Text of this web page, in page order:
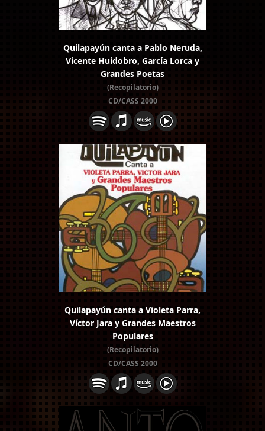
Quilapayún canta a Pablo Neruda,
Vicente Huidobro, García Lorca y
Grandes Poetas
(Recopilatorio)
CD/CASS 2000
Quilapayún canta a Violeta Parra,
Víctor Jara y Grandes Maestros
Populares
(Recopilatorio)
CD/CASS 2000